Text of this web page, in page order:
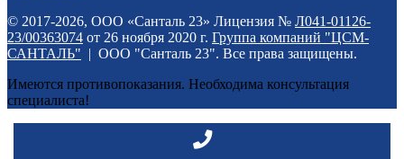
© 2017-2026, ООО «Санталь 23» Лицензия № Л041-01126-
23/00363074 от 26 ноября 2020 г. Группа компаний "ЦСМ-
САНТАЛЬ" | ООО "Санталь 23". Все права защищены.
Имеются противопоказания. Необходима консультация
специалиста!